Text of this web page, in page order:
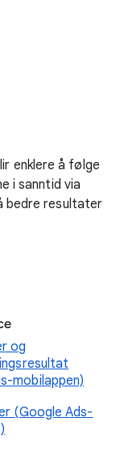
enklere å følge
i sanntid via
bedre resultater
og
mobilappen)
(Google Ads-